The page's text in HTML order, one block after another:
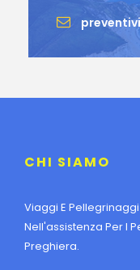
CHI SIAMO
Viaggi E
Nell'assistenza Per I
Preghiera.